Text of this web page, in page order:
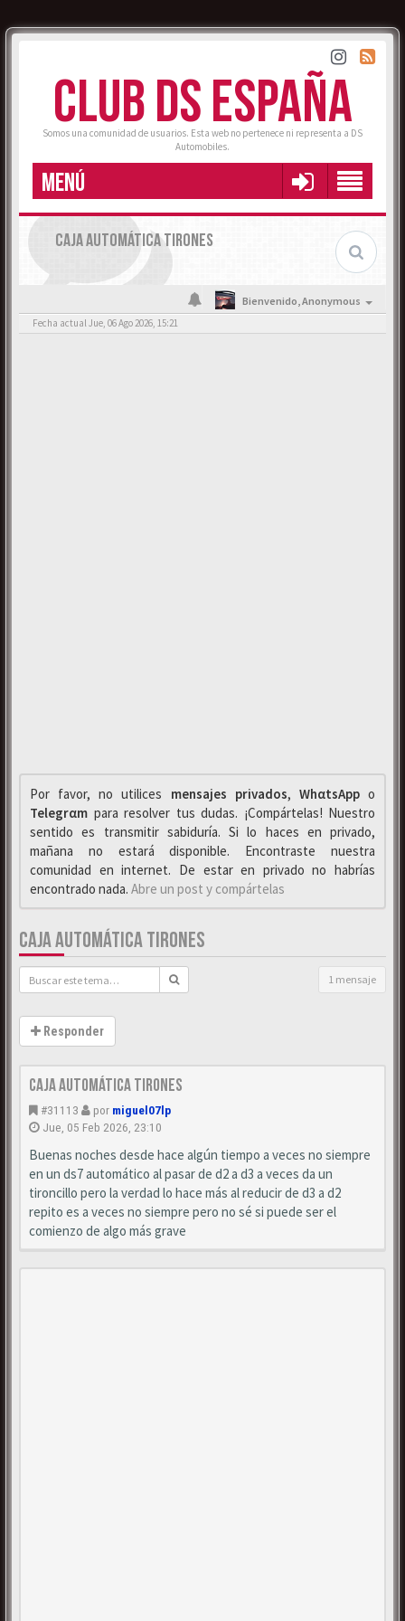
CLUB DS ESPAÑA
Somos una comunidad de usuarios. Esta web no pertenece ni representa a DS
Automobiles.
MENÚ
CAJA AUTOMÁTICA TIRONES
Bienvenido,Anonymous
Fecha actual Jue, 06 Ago 2026, 15:21
Por favor, no utilices mensajes privados, WhαtsAppo
Telegrαm para resolver tus dudas. ¡Compártelas! Nuestro
sentido es transmitir sabiduría. Si lo haces en privado,
mañana no estará disponible. Encontraste nuestra
comunidad en internet. De estar en privado no habrías
encontrado nada. Abre un post y compártelas
CAJA AUTOMÁTICA TIRONES
1 mensaje
Responder
Caja automática tirones
#31113 por miguel07lp
Jue, 05 Feb 2026, 23:10
Buenas noches desde hace algún tiempo a veces no siempre
en un ds7 automático al pasar de d2 a d3 a veces da un
tironcillo pero la verdad lo hace más al reducir de d3 a d2
repito es a veces no siempre pero no sé si puede ser el
comienzo de algo más grave